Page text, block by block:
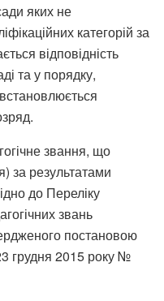
яких не
категорій за
відповідність
та у порядку,
звання, що
за результатами
до Переліку
звань
постановою
грудня 2015 року №